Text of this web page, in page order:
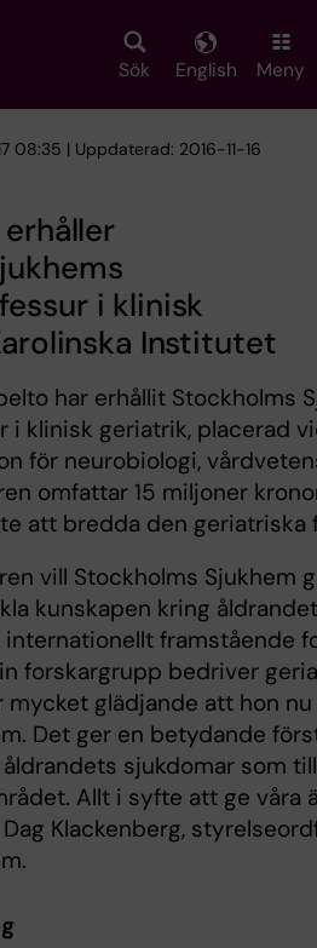
Sök English Meny
08:35 | Uppdaterad: 2016-11-16
i klinisk
Institutet
har erhållit Stockholms
i klinisk geriatrik, placerad
för neurobiologi,
omfattar 15 miljoner
att bredda den geriatriska
vill Stockholms Sjukhem
kunskapen kring
internationellt framstående
forskargrupp bedriver
mycket glädjande att hon
Det ger en betydande
sjukdomar som
Allt i syfte att ge våra
Klackenberg,